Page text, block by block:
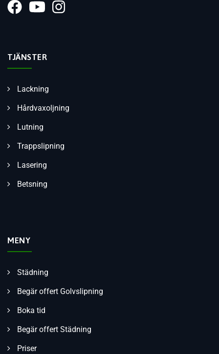
TJÄNSTER
Lackning
Hårdvaxoljning
Lutning
Trappslipning
Lasering
Betsning
MENY
Städning
Begär offert Golvslipning
Boka tid
Begär offert Städning
Priser